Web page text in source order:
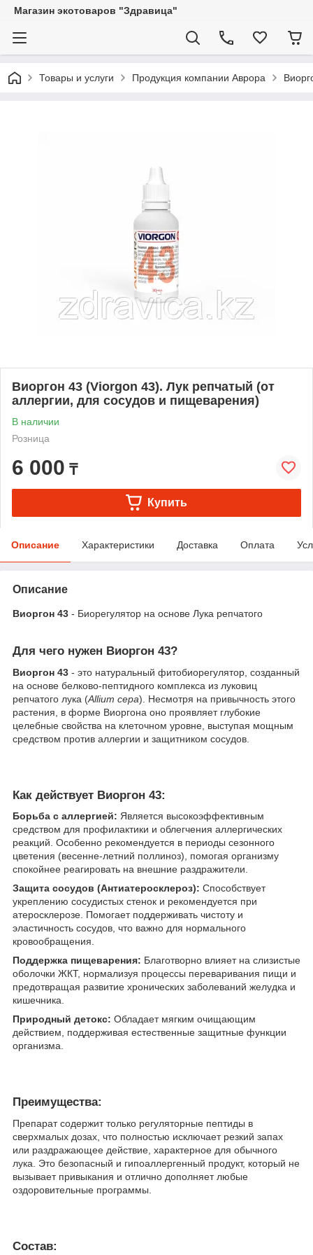
Магазин экотоваров "Здравица"
Товары и услуги Продукция компании Аврора
Виоргон 43 (Viorgon 43). Лук репчатый (от
аллергии, для сосудов и пищеварения)
В наличии
Розница
6 000 ₸
Купить
Описание Характеристики Доставка Оплата
Описание
Виоргон 43 - Биорегулятор на основе Лука репчатого
Для чего нужен Виоргон 43?
​Виоргон 43 - это натуральный фитобиорегулятор, созданный
на основе белково-пептидного комплекса из луковиц
репчатого лука (Allium cepa). Несмотря на привычность этого
растения, в форме Виоргона оно проявляет глубокие
целебные свойства на клеточном уровне, выступая мощным
средством против аллергии и защитником сосудов.
Как действует Виоргон 43:
Борьба с аллергией: Является высокоэффективным
средством для профилактики и облегчения аллергических
реакций. Особенно рекомендуется в периоды сезонного
цветения (весенне-летний поллиноз), помогая организму
спокойнее реагировать на внешние раздражители.
Защита сосудов (Антиатеросклероз): Способствует
укреплению сосудистых стенок и рекомендуется при
атеросклерозе. Помогает поддерживать чистоту и
эластичность сосудов, что важно для нормального
кровообращения.
Поддержка пищеварения: Благотворно влияет на слизистые
оболочки ЖКТ, нормализуя процессы переваривания пищи и
предотвращая развитие хронических заболеваний желудка и
кишечника.
Природный детокс: Обладает мягким очищающим
действием, поддерживая естественные защитные функции
организма.
Преимущества:
Препарат содержит только регуляторные пептиды в
сверхмалых дозах, что полностью исключает резкий запах
или раздражающее действие, характерное для обычного
лука. Это безопасный и гипоаллергенный продукт, который не
вызывает привыкания и отлично дополняет любые
оздоровительные программы.
Состав: